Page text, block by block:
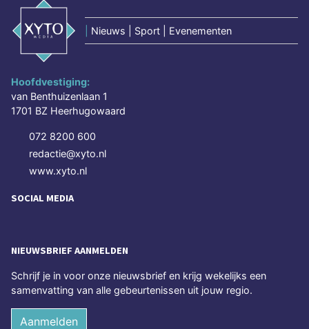
Nieuws | Sport | Evenementen
Hoofdvestiging:
van Benthuizenlaan 1
1701 BZ Heerhugowaard
072 8200 600
redactie@xyto.nl
www.xyto.nl
SOCIAL MEDIA
NIEUWSBRIEF AANMELDEN
Schrijf je in voor onze nieuwsbrief en krijg wekelijks een
samenvatting van alle gebeurtenissen uit jouw regio.
Aanmelden